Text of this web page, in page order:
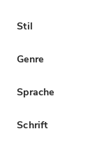
Stil
Genre
Sprache
Schrift